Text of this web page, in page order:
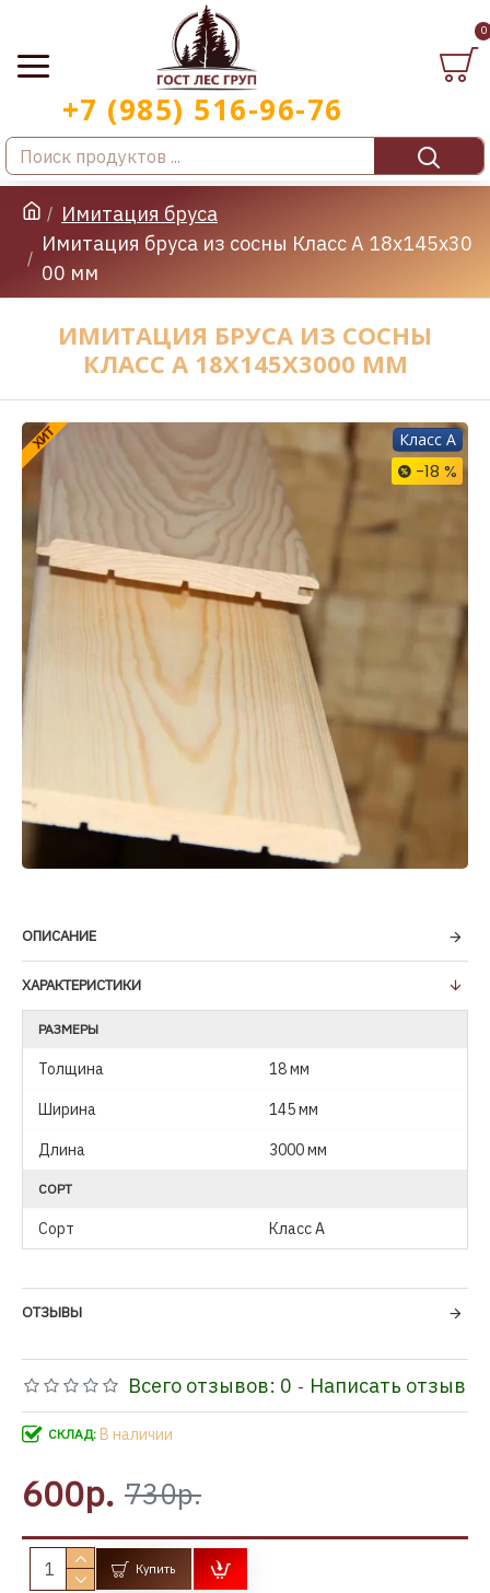
0
Имитация бруса
Имитация бруса из сосны Класс А 18x145x30
00 мм
ИМИТАЦИЯ БРУСА ИЗ СОСНЫ
КЛАСС А 18X145X3000 ММ
Класс A
ХИТ
-18 %
ОПИСАНИЕ
ХАРАКТЕРИСТИКИ
РАЗМЕРЫ
Толщина 18 мм
Ширина 145 мм
Длина 3000 мм
СОРТ
Сорт Класс А
ОТЗЫВЫ
СКЛАД: В наличии
Всего отзывов: 0 - Написать отзыв
600р. 730р.
Купить